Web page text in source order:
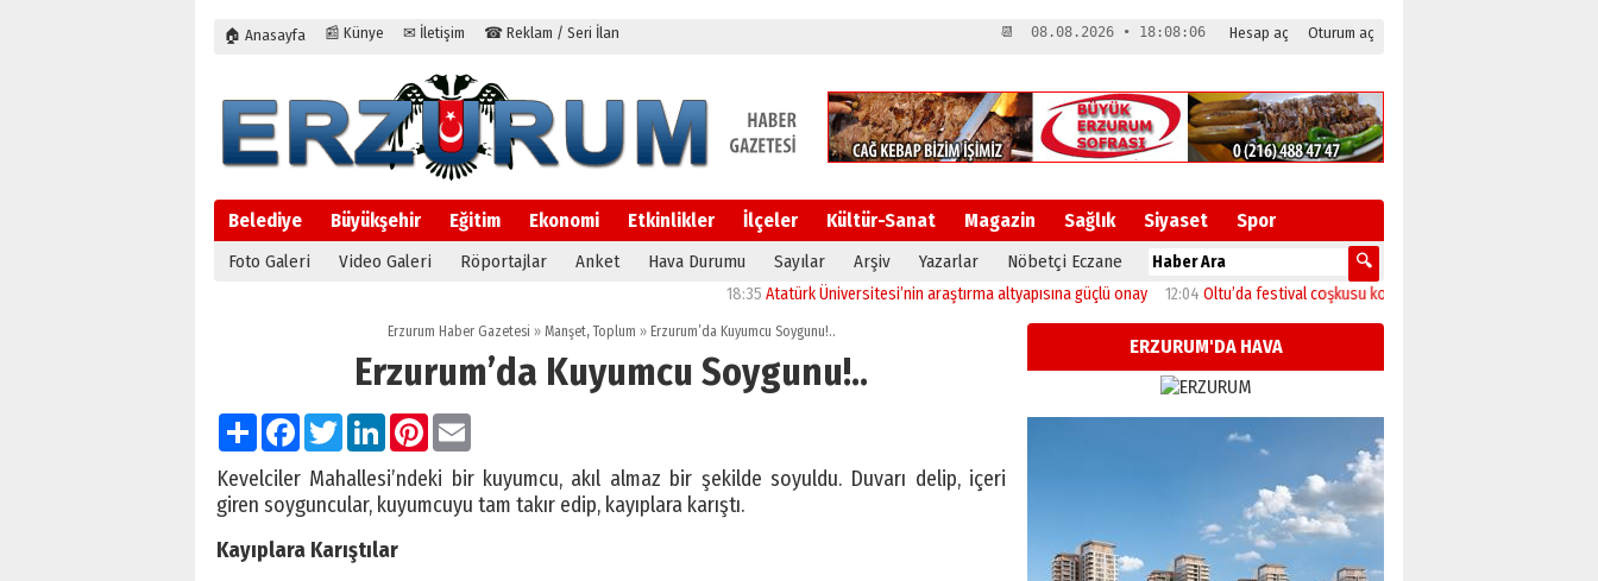
🏠 Anasayfa 📰 Künye ✉ İletişim ☎ Reklam / Seri İlan Hesap aç Oturum aç
📆 08.08.2026 • 18:08:06
Belediye Büyükşehir Eğitim Ekonomi Etkinlikler İlçeler Kültür-Sanat Magazin Sağlık Siyaset Spor
Foto Galeri Video Galeri Röportajlar Anket Hava Durumu Sayılar Arşiv Yazarlar Nöbetçi Eczane
Atatürk Üniversitesi’nin araştırma altyapısına güçlü onay 12:04 Oltu’da festival coşkusu konserle zirveye ulaştı
Erzurum Haber Gazetesi » Manşet,Toplum »Erzurum’da Kuyumcu Soygunu!..
Erzurum’da Kuyumcu Soygunu!..
PaylaşFacebook
TwitterLinkedInPinterest
Kevelciler Mahallesi’ndeki bir kuyumcu, akıl almaz bir şekilde soyuldu. Duvarı delip, içeri
giren soyguncular, kuyumcuyu tam takır edip, kayıplara karıştı.
Kayıplara Karıştılar
ERZURUM'DA HAVA